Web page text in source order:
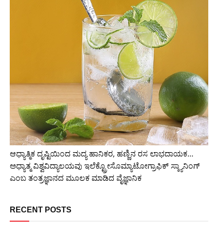
ಆಧ್ಯಾತ್ಮಿಕ ದೃಷ್ಟಿಯಿಂದ ಮದ್ಯ ಹಾನಿಕರ, ಹಣ್ಣಿನ ರಸ ಲಾಭದಾಯಕ…
ಅಧ್ಯಾತ್ಮ ವಿಶ್ವವಿದ್ಯಾಲಯವು ಇಲೆಕ್ಟ್ರೋಸೊಮ್ಯಾಟೋಗ್ರಾಫಿಕ್ ಸ್ಕ್ಯಾನಿಂಗ್
ಎಂಬ ತಂತ್ರಜ್ಞಾನದ ಮೂಲಕ ಮಾಡಿದ ವೈಜ್ಞಾನಿಕ
RECENT POSTS